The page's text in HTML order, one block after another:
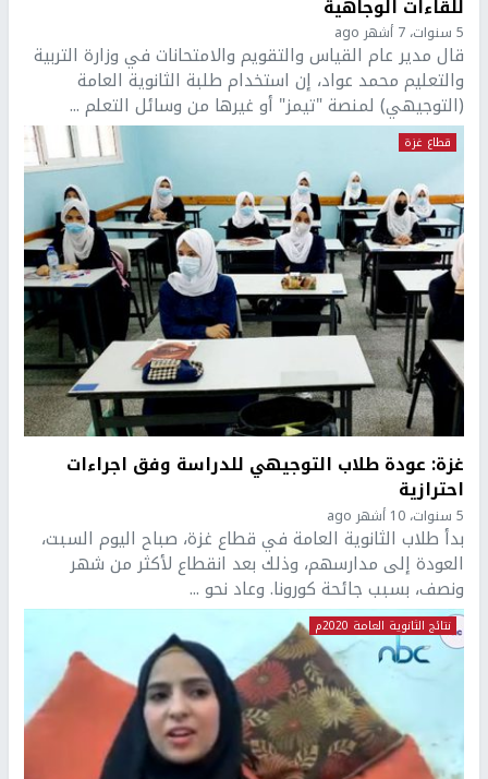
للقاءات الوجاهية
5 سنوات، 7 أشهر ago
قال مدير عام القياس والتقويم والامتحانات في وزارة التربية
والتعليم محمد عواد، إن استخدام طلبة الثانوية العامة
(التوجيهي) لمنصة "تيمز" أو غيرها من وسائل التعلم ...
قطاع غزة
غزة: عودة طلاب التوجيهي للدراسة وفق اجراءات
احترازية
5 سنوات، 10 أشهر ago
بدأ طلاب الثانوية العامة في قطاع غزة، صباح اليوم السبت،
العودة إلى مدارسهم، وذلك بعد انقطاع لأكثر من شهر
ونصف، بسبب جائحة كورونا. وعاد نحو ...
نتائج الثانوية العامة 2020م